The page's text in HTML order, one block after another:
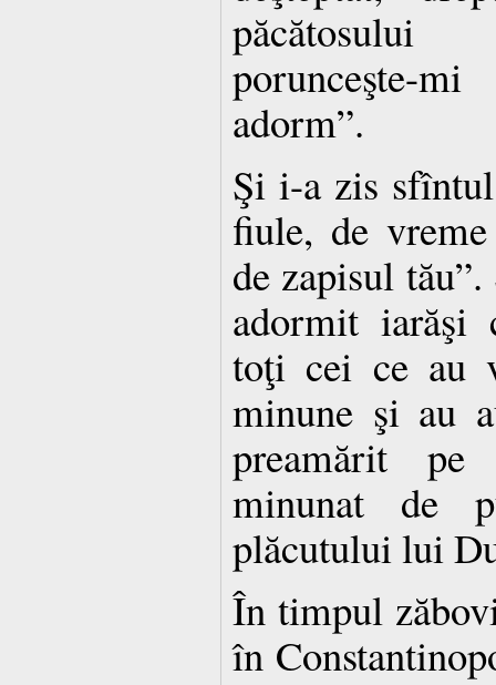
porunceşte-
adorm”.
Şi i-a zis
fiule, de
de zapisul
adormit
toţi cei ce au
minune şi au
preamărit
minunat de
plăcutului lui
În timpul
în